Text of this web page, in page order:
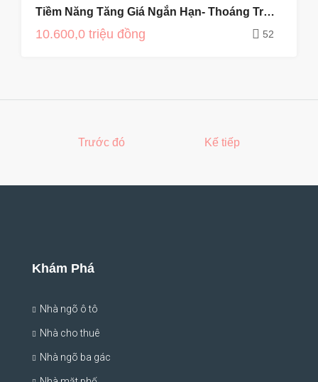
Tiềm Năng Tăng Giá Ngắn Hạn- Thoáng Trước Sau
10.600,0 triệu đồng 52
Trước đó Kế tiếp
Khám Phá
Nhà ngõ ô tô
Nhà cho thuê
Nhà ngõ ba gác